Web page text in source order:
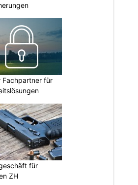
Fachpartner für
für
ZH